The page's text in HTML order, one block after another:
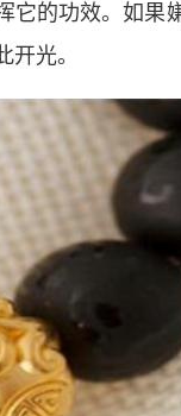
它的功效。如果
光。